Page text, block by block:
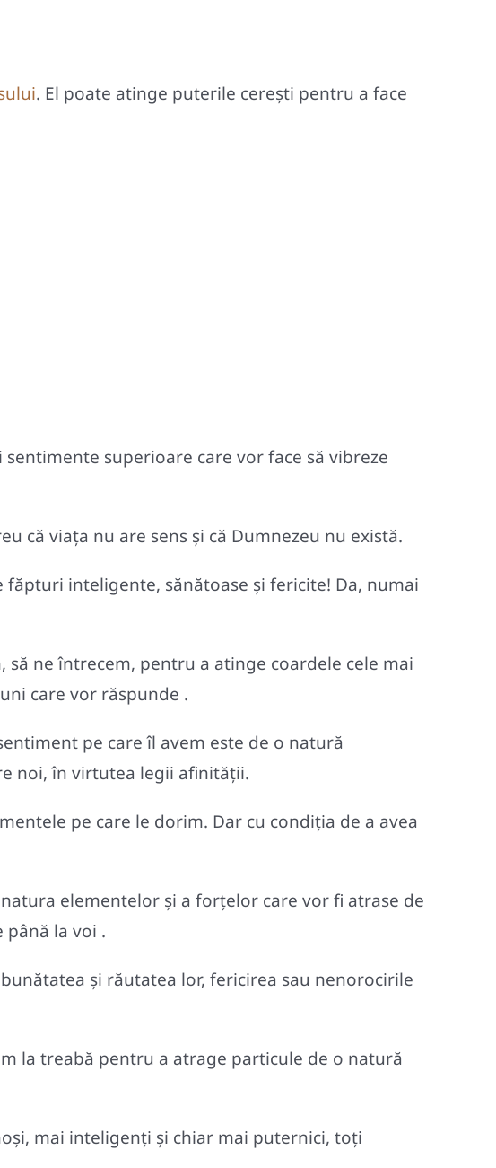
. El poate atinge puterile cereşti pentru a face
superioare care vor face să vibreze
că viaţa nu are sens şi că Dumnezeu nu există.
inteligente, sănătoase şi fericite! Da, numai
ne întrecem, pentru a atinge coardele cele mai
care vor răspunde .
pe care îl avem este de o natură
noi, în virtutea legii afinităţii.
pe care le dorim. Dar cu condiţia de a avea
elementelor şi a forţelor care vor fi atrase de
la voi .
şi răutatea lor, fericirea sau nenorocirile
la treabă pentru a atrage particule de o natură
mai inteligenți şi chiar mai puternici, toţi